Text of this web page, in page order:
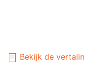
Bekijk de